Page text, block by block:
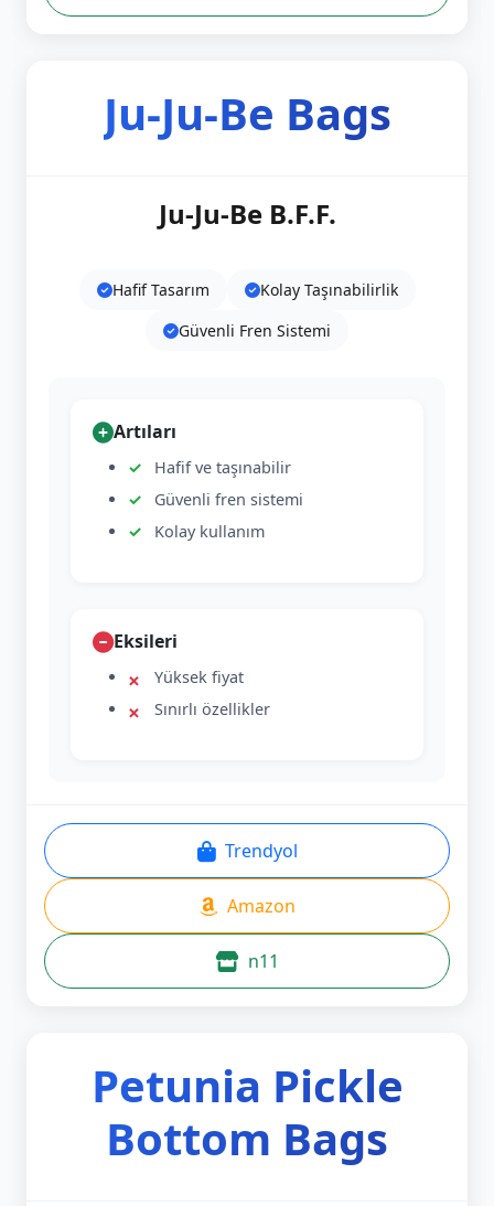
Ju-Ju-Be Bags
Ju-Ju-Be B.F.F.
Hafif Tasarım
Kolay Taşınabilirlik
Güvenli Fren Sistemi
Artıları
Hafif ve taşınabilir
Güvenli fren sistemi
Kolay kullanım
Eksileri
Yüksek fiyat
Sınırlı özellikler
Trendyol
Amazon
n11
Petunia Pickle
Bottom Bags